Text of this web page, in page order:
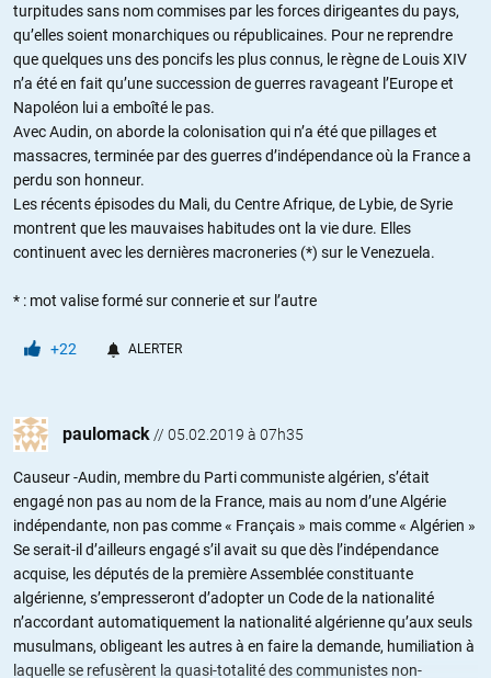
turpitudes sans nom commises par les forces dirigeantes du pays,
qu’elles soient monarchiques ou républicaines. Pour ne reprendre
que quelques uns des poncifs les plus connus, le règne de Louis XIV
n’a été en fait qu’une succession de guerres ravageant l’Europe et
Napoléon lui a emboîté le pas.
Avec Audin, on aborde la colonisation qui n’a été que pillages et
massacres, terminée par des guerres d’indépendance où la France a
perdu son honneur.
Les récents épisodes du Mali, du Centre Afrique, de Lybie, de Syrie
montrent que les mauvaises habitudes ont la vie dure. Elles
continuent avec les dernières macroneries (*) sur le Venezuela.
* : mot valise formé sur connerie et sur l’autre
+22 ALERTER
paulomack // 05.02.2019 à 07h35
Causeur -Audin, membre du Parti communiste algérien, s’était
engagé non pas au nom de la France, mais au nom d’une Algérie
indépendante, non pas comme « Français » mais comme « Algérien »
Se serait-il d’ailleurs engagé s’il avait su que dès l’indépendance
acquise, les députés de la première Assemblée constituante
algérienne, s’empresseront d’adopter un Code de la nationalité
n’accordant automatiquement la nationalité algérienne qu’aux seuls
musulmans, obligeant les autres à en faire la demande, humiliation à
laquelle se refusèrent la quasi-totalité des communistes non-